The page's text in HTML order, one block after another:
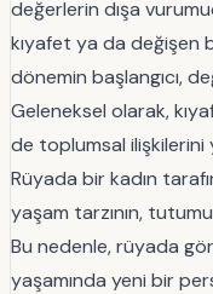
değerlerin dışa
kıyafet ya da değişen
dönemin başlangıcı,
Geleneksel olarak,
de toplumsal ilişkilerini
Rüyada bir kadın
yaşam tarzının,
Bu nedenle, rüyada
yaşamında yeni bir